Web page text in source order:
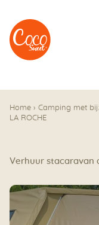
Naar het menu
Naar de
Home › Camping met
LA ROCHE
Verhuur stacaravan